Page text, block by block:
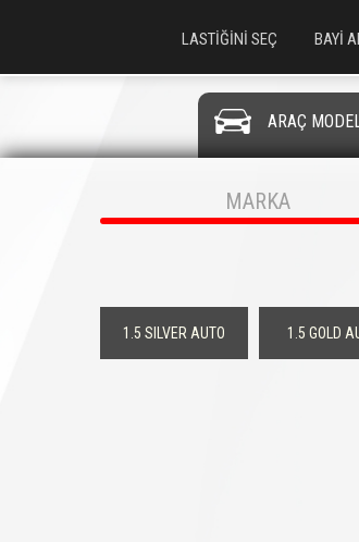
LASTİĞİNİ SEÇ BAYİ
ARAÇ
MARKA
1.5 SILVER AUTO 1.5 GOLD